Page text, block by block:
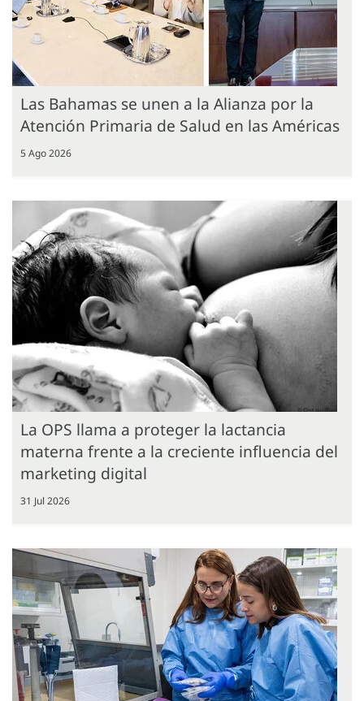
Las Bahamas se unen a la Alianza por la
Atención Primaria de Salud en las Américas
5 Ago 2026
La OPS llama a proteger la lactancia
materna frente a la creciente influencia del
marketing digital
31 Jul 2026